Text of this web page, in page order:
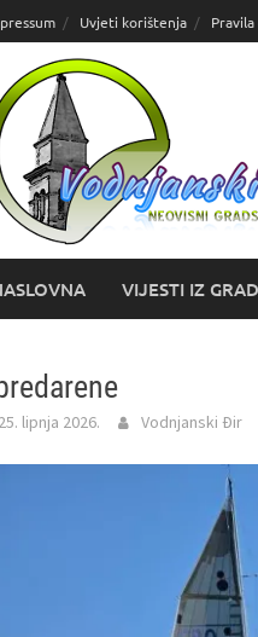
Uvjeti korištenja
VIJESTI IZ
25. lipnja 2026. Vodnjanski Đir